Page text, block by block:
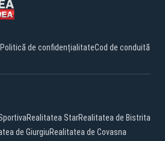
Politică de confidențialitateCod de conduită
Realitatea StarRealitatea de Bistrita
de GiurgiuRealitatea de Covasna